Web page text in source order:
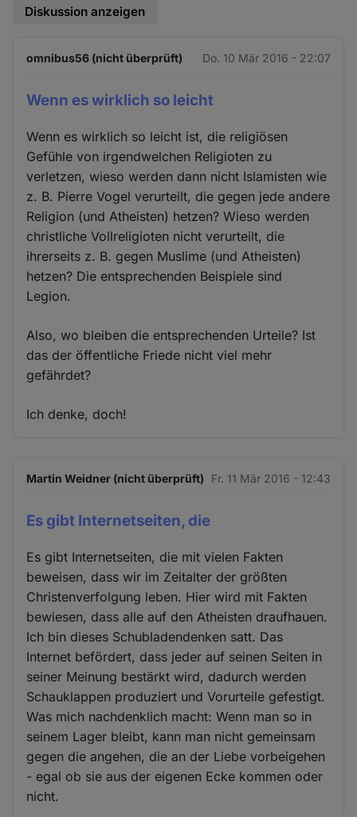
Diskussion anzeigen
omnibus56 (nicht überprüft) Do. 10 Mär 2016 - 22:07
Wenn es wirklich so leicht
Wenn es wirklich so leicht ist, die religiösen
Gefühle von irgendwelchen Religioten zu
verletzen, wieso werden dann nicht Islamisten wie
z. B. Pierre Vogel verurteilt, die gegen jede andere
Religion (und Atheisten) hetzen? Wieso werden
christliche Vollreligioten nicht verurteilt, die
ihrerseits z. B. gegen Muslime (und Atheisten)
hetzen? Die entsprechenden Beispiele sind
Legion.
Also, wo bleiben die entsprechenden Urteile? Ist
das der öffentliche Friede nicht viel mehr
gefährdet?
Ich denke, doch!
Martin Weidner (nicht überprüft) Fr. 11 Mär 2016 - 12:43
Es gibt Internetseiten, die
Es gibt Internetseiten, die mit vielen Fakten
beweisen, dass wir im Zeitalter der größten
Christenverfolgung leben. Hier wird mit Fakten
bewiesen, dass alle auf den Atheisten draufhauen.
Ich bin dieses Schubladendenken satt. Das
Internet befördert, dass jeder auf seinen Seiten in
seiner Meinung bestärkt wird, dadurch werden
Schauklappen produziert und Vorurteile gefestigt.
Was mich nachdenklich macht: Wenn man so in
seinem Lager bleibt, kann man nicht gemeinsam
gegen die angehen, die an der Liebe vorbeigehen
- egal ob sie aus der eigenen Ecke kommen oder
nicht.